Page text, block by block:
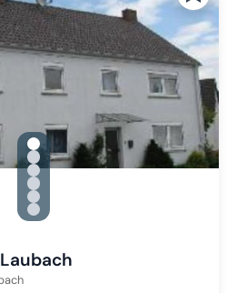
gallery.slide_selector
Zu Slide 1 wechseln
Zu Slide 2 wechseln
Zu Slide 3 wechseln
Zu Slide 4 wechseln
Zu Slide 5 wechseln
Zu Slide 6 wechseln